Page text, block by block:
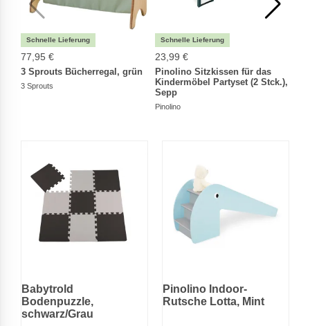
77,95 €
3 Sprouts Bücherregal, grün
3 Sprouts
23,99 €
Pinolino Sitzkissen für das
Kindermöbel Partyset (2 Stck.),
Sepp
Pinolino
Babytrold
Bodenpuzzle,
schwarz/Grau
Pinolino Indoor-
Rutsche Lotta, Mint